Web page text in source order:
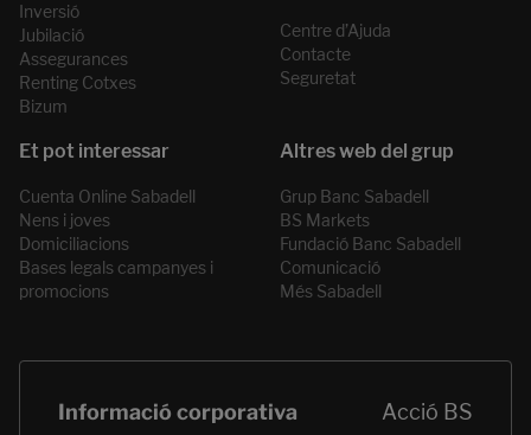
Inversió
Jubilació
Assegurances
Renting Cotxes
Bizum
Centre d’Ajuda
Contacte
Seguretat
Cuenta Online Sabadell
Nens i joves
Domiciliacions
Bases legals campanyes i
promocions
Grup Banc Sabadell
BS Markets
Fundació Banc Sabadell
Comunicació
Més Sabadell